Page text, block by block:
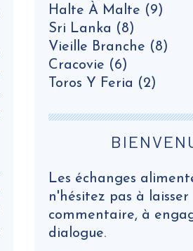
Halte À Malte (9)
Sri Lanka (8)
Vieille Branche (8)
Cracovie (6)
Toros Y Feria (2)
Les échanges
n'hésitez pas à
commentaire, à
dialogue.